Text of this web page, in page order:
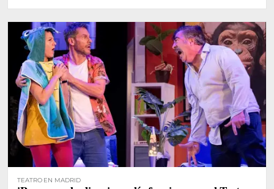
TEATRO EN MADRID